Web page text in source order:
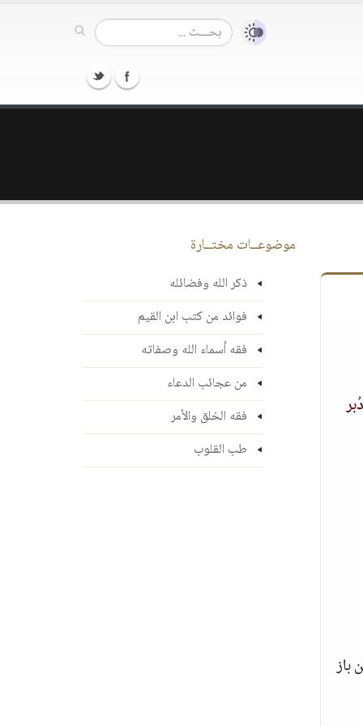
باز
موضوعــات مختــارة
ذكر الله وفضائله
فوائد من كتب ابن القيم
فقه أسماء الله وصفاته
من عجائب الدعاء
فقه الخلق والأمر
طب القلوب